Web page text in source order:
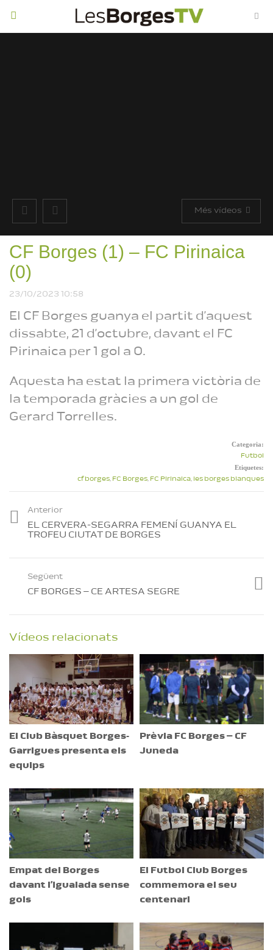
Més vídeos
CF Borges (1) – FC Pirinaica
(0)
23/10/2023 10:58
El CF Borges guanya el partit d’aquest
dissabte, 21 d’octubre, davant el FC
Pirinaica per 1 gol a 0.
Aquesta ha estat la primera victòria de
la temporada gràcies a un gol de
Gerard Torrelles.
Categoria:
Futbol
Etiquetes:
cf borges, FC Borges, FC Pirinaica, les borges blanques
Anterior
EL CERVERA-SEGARRA FEMENÍ GUANYA EL
TROFEU CIUTAT DE BORGES
Següent
CF BORGES – CE ARTESA SEGRE
Vídeos relacionats
El Club Bàsquet Borges-
Garrigues presenta els
equips
Prèvia FC Borges – CF
Juneda
Empat del Borges
davant l’Igualada sense
gols
El Futbol Club Borges
commemora el seu
centenari